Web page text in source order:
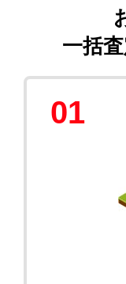
一括
01